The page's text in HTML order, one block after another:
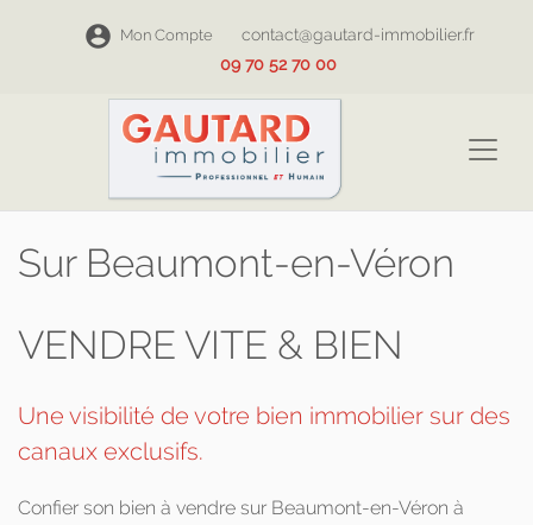
Mon Compte
contact@gautard-immobilier.fr
09 70 52 70 00
Sur Beaumont-en-Véron
VENDRE VITE & BIEN
Une visibilité de votre bien immobilier sur des
canaux exclusifs.
Confier son bien à vendre sur Beaumont-en-Véron à